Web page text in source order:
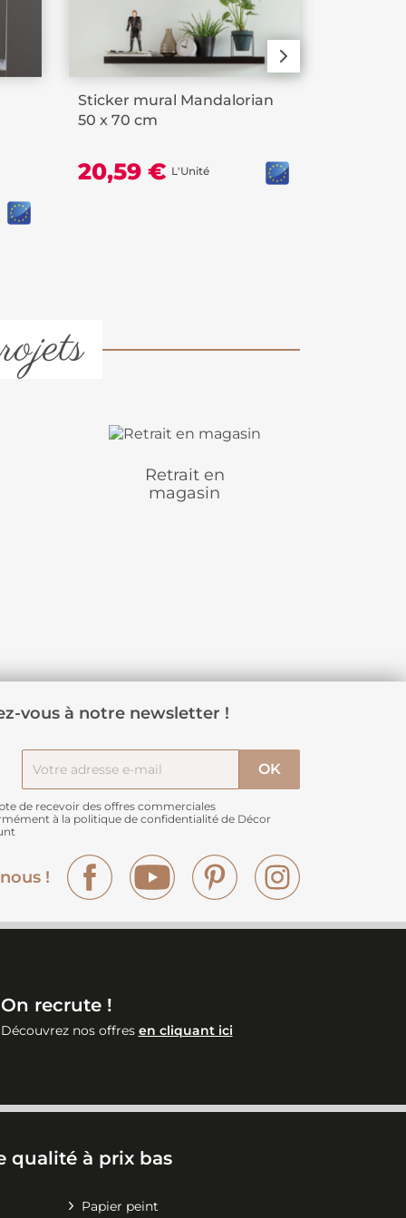
Sticker mural Mandalorian
50 x 70 cm
20,59 € L'Unité
Retrait en
magasin
vous à notre newsletter !
de recevoir des offres commerciales
à la politique de confidentialité de Décor
!
Facebook YouTube Pinterest
On recrute !
Découvrez nos offres en cliquant ici
qualité à prix bas
Papier peint